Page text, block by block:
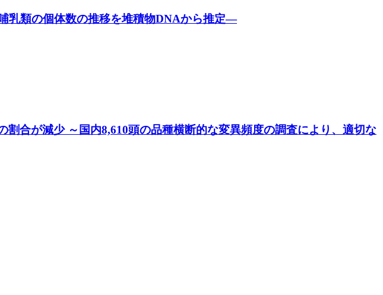
乳類の個体数の推移を堆積物DNAから推定―
合が減少 ～国内8,610頭の品種横断的な変異頻度の調査により、適切な